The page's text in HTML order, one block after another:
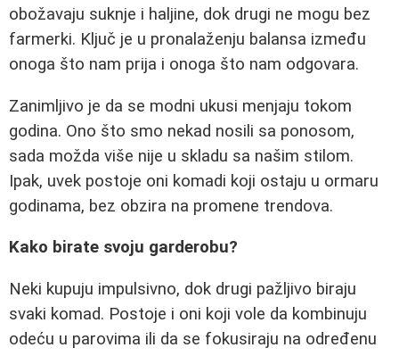
obožavaju suknje i haljine, dok drugi ne mogu bez
farmerki. Ključ je u pronalaženju balansa između
onoga što nam prija i onoga što nam odgovara.
Zanimljivo je da se modni ukusi menjaju tokom
godina. Ono što smo nekad nosili sa ponosom,
sada možda više nije u skladu sa našim stilom.
Ipak, uvek postoje oni komadi koji ostaju u ormaru
godinama, bez obzira na promene trendova.
Kako birate svoju garderobu?
Neki kupuju impulsivno, dok drugi pažljivo biraju
svaki komad. Postoje i oni koji vole da kombinuju
odeću u parovima ili da se fokusiraju na određenu